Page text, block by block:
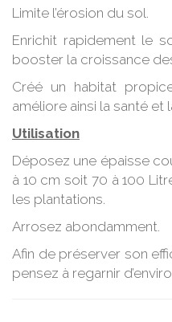
Limite l’érosion du sol.
Enrichit rapidement le
booster la croissance
Créé un habitat
améliore ainsi la santé et
Utilisation
Déposez une épaisse
à 10 cm soit 70 à 100
les plantations.
Arrosez abondamment.
Afin de préserver son
pensez à regarnir